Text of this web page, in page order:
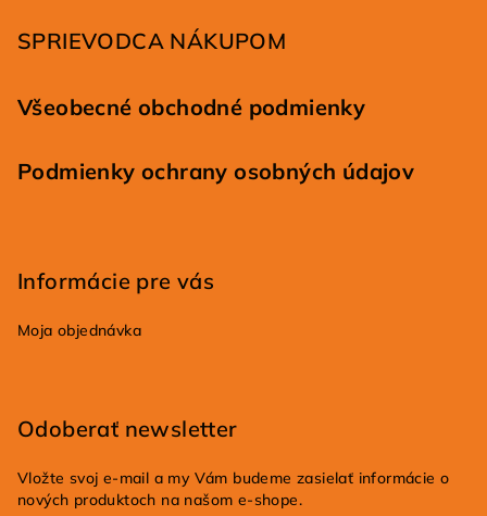
SPRIEVODCA NÁKUPOM
Všeobecné obchodné podmienky
Podmienky ochrany osobných údajov
Informácie pre vás
Moja objednávka
Odoberať newsletter
Vložte svoj e-mail a my Vám budeme zasielať informácie o
nových produktoch na našom e-shope.